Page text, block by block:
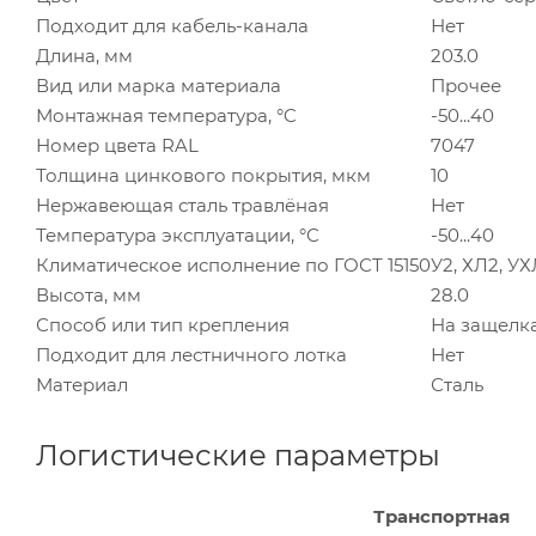
Подходит для кабель-канала
Нет
Длина, мм
203.0
Вид или марка материала
Прочее
Монтажная температура, °C
-50...40
Номер цвета RAL
7047
Толщина цинкового покрытия, мкм
10
Нержавеющая сталь травлёная
Нет
Температура эксплуатации, °C
-50...40
Климатическое исполнение по ГОСТ 15150У2, ХЛ2,
Высота, мм
28.0
Способ или тип крепления
На
Подходит для лестничного лотка
Нет
Материал
Сталь
Логистические параметры
Транспортная